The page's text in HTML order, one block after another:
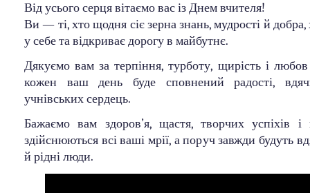
Від усього серця вітаємо вас із Днем вчителя!
Ви — ті, хто щодня сіє зерна знань, мудрості й добра,
у себе та відкриває дорогу в майбутнє.
Дякуємо вам за терпіння, турботу, щирість і
кожен ваш день буде сповнений радості,
учнівських сердець.
Бажаємо вам здоров’я, щастя, творчих успіхів
здійснюються всі ваші мрії, а поруч завжди будуть
й рідні люди.